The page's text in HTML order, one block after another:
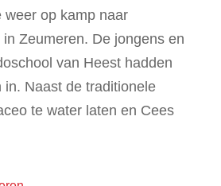
weer op kamp naar
Zeumeren. De jongens en
van Heest hadden
in. Naast de traditionele
te water laten en Cees